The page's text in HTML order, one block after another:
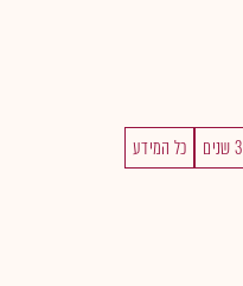
3 שנים כל המידע